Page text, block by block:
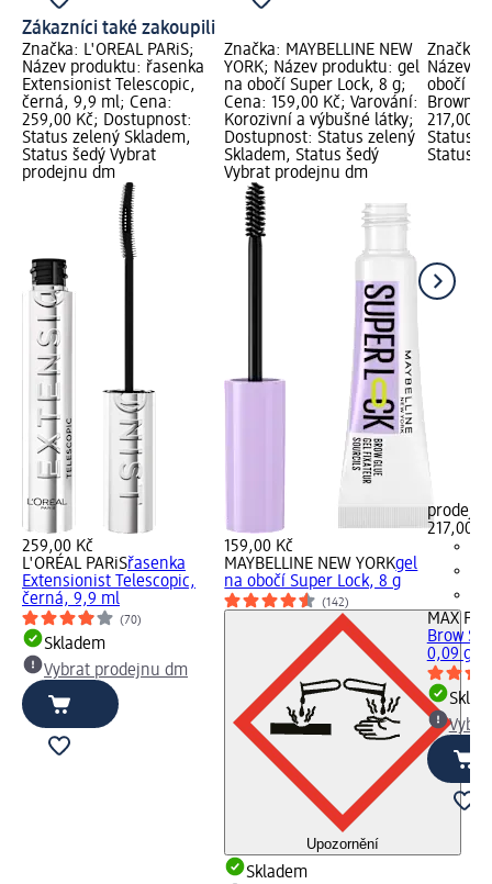
Zákazníci také zakoupili
Značka: L'ORÉAL PARiS;
Název produktu: řasenka
Extensionist Telescopic,
černá, 9,9 ml; Cena:
259,00 Kč; Dostupnost:
Status zelený Skladem,
Status šedý Vybrat
prodejnu dm
259,00 Kč
L'ORÉAL PARiSřasenka
Extensionist Telescopic,
černá, 9,9 ml
(70)
Skladem
Vybrat prodejnu dm
Značka: MAYBELLINE NEW
YORK; Název produktu: gel
na obočí Super Lock, 8 g;
Cena: 159,00 Kč; Varování:
Korozivní a výbušné látky;
Dostupnost: Status zelený
Skladem, Status šedý
Vybrat prodejnu dm
159,00 Kč
MAYBELLINE NEW YORKgel
na obočí Super Lock, 8 g
(142)
Upozornění
Skladem
Značka:
Název
obočí
Brown,
217,00
Status
Status
217,00
MAX
Brow
0,09 g